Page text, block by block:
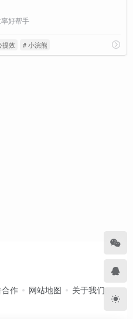
好帮手
提效 # 小浣熊
作 网站地图 关于我们